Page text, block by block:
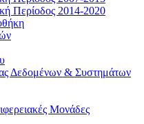
Περίοδος 2014-2020
Δεδομένων & Συστημάτων
Μονάδες